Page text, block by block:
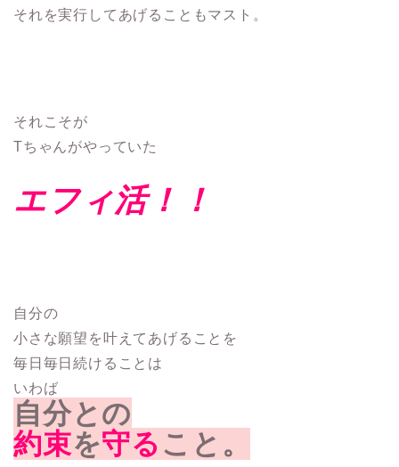
それを実行してあげることもマスト。
それこそが
Tちゃんがやっていた
エフィ活！！
自分の
小さな願望を叶えてあげることを
毎日毎日続けることは
いわば
自分との
約束を守る こと。